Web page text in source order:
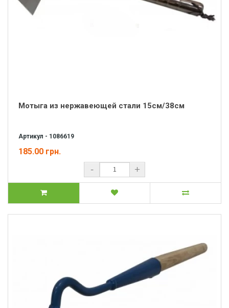
Мотыга из нержавеющей стали 15см/38см
Артикул - 1086619
185.00 грн.
- +